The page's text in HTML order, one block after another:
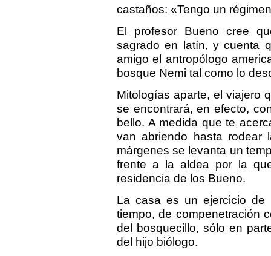
castaños: «Tengo un
El profesor Bueno cree
sagrado en latín, y cuenta
amigo el antropólogo
bosque Nemi tal como lo
Mitologías aparte, el viajero
se encontrará, en efecto,
bello. A medida que te
van abriendo hasta
márgenes se levanta un
frente a la aldea por la
residencia de los Bueno.
La casa es un ejercicio de
tiempo, de compenetración
del bosquecillo, sólo en
del hijo biólogo.